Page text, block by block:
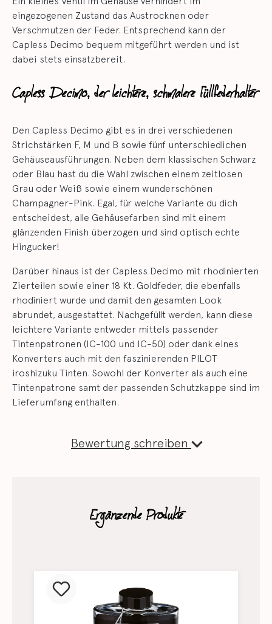
eingezogenen Zustand das Austrocknen oder
Verschmutzen der Feder. Entsprechend kann der
Capless Decimo bequem mitgeführt werden und ist
dabei stets einsatzbereit.
Capless Decimo, der leichtere, schmalere Füllfederhalter
Den Capless Decimo gibt es in drei verschiedenen
Strichstärken F, M und B sowie fünf unterschiedlichen
Gehäuseausführungen. Neben dem klassischen Schwarz
oder Blau hast du die Wahl zwischen einem zeitlosen
Grau oder Weiß sowie einem wunderschönen
Champagner-Pink. Egal, für welche Variante du dich
entscheidest, alle Gehäusefarben sind mit einem
glänzenden Finish überzogen und sind optisch echte
Hingucker!
Darüber hinaus ist der Capless Decimo mit rhodinierten
Zierteilen sowie einer 18 Kt. Goldfeder, die ebenfalls
rhodiniert wurde und damit den gesamten Look
abrundet, ausgestattet. Nachgefüllt werden, kann diese
leichtere Variante entweder mittels passender
Tintenpatronen (IC-100 und IC-50) oder dank eines
Konverters auch mit den faszinierenden PILOT
iroshizuku Tinten. Sowohl der Konverter als auch eine
Tintenpatrone samt der passenden Schutzkappe sind im
Lieferumfang enthalten.
Bewertung schreiben
Ergänzende Produkte